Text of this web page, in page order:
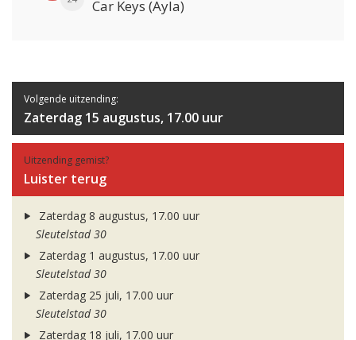
Car Keys (Ayla)
Volgende uitzending:
Zaterdag 15 augustus, 17.00 uur
Uitzending gemist?
Luister terug
Zaterdag 8 augustus, 17.00 uur
Sleutelstad 30
Zaterdag 1 augustus, 17.00 uur
Sleutelstad 30
Zaterdag 25 juli, 17.00 uur
Sleutelstad 30
Zaterdag 18 juli, 17.00 uur